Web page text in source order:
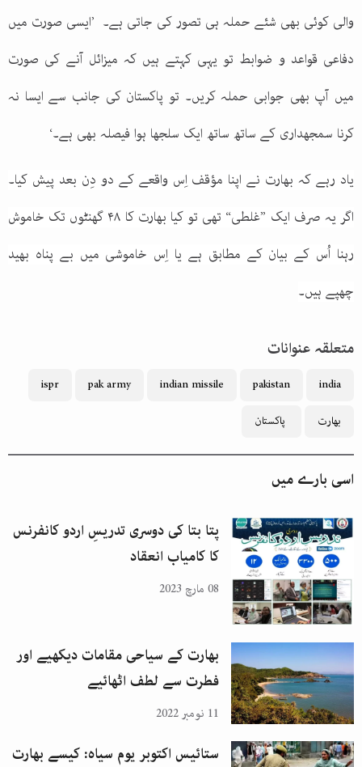
والی کوئی بھی شئے حملہ ہی تصور کی جاتی ہے۔ ’ایسی صورت میں
دفاعی قواعد و ضوابط تو یہی کہتے ہیں کہ میزائل آنے کی صورت
میں آپ بھی جوابی حملہ کریں۔ تو پاکستان کی جانب سے ایسا نہ
کرنا سمجھداری کے ساتھ ساتھ ایک سلجھا ہوا فیصلہ بھی ہے۔‘
یاد رہے کہ بھارت نے اپنا مؤقف اِس واقعے کے دو دِن بعد پیش کیا۔
اگر یہ صرف ایک ”غلطی“ تھی تو کیا بھارت کا ۴۸ گھنٹوں تک خاموش
رہنا اُس کے بیان کے مطابق ہے یا اِس خاموشی میں بے پناہ بھید
چھپے ہیں۔
متعلقہ عنوانات
india
pakistan
indian missile
pak army
ispr
بھارت پاکستان
اسی بارے میں
پتا بتا کی دوسری تدریسِ اردو کانفرنس
کا کامیاب انعقاد
08 مارچ 2023
بھارت کے سیاحی مقامات دیکھیے اور
فطرت سے لطف اٹھائیے
11 نومبر 2022
ستائیس اکتوبر یوم سیاہ: کیسے بھارت